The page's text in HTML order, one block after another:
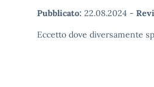
Pubblicato: 22.08.2024 -
Eccetto dove diversamente